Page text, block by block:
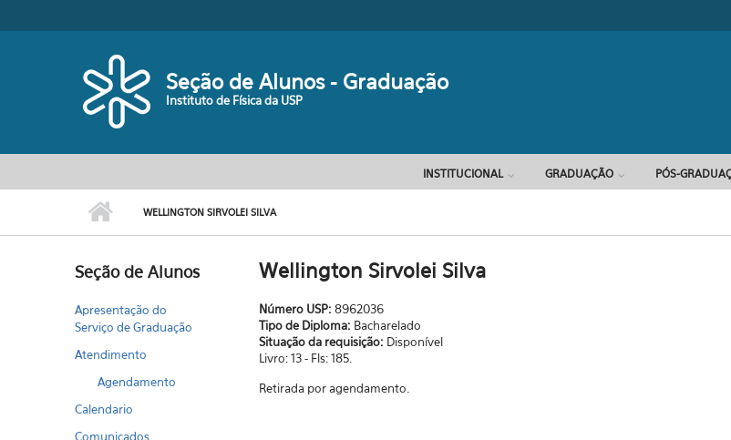
Seção de Alunos - Graduação
Instituto de Física da USP
INSTITUCIONAL GRADUAÇÃO PÓS-
WELLINGTON SIRVOLEI SILVA
Seção de Alunos
Apresentação do
Serviço de Graduação
Atendimento
Agendamento
Calendario
Comunicados
Wellington Sirvolei Silva
Número USP: 8962036
Tipo de Diploma: Bacharelado
Situação da requisição: Disponível
Livro: 13 - Fls: 185.
Retirada por agendamento.